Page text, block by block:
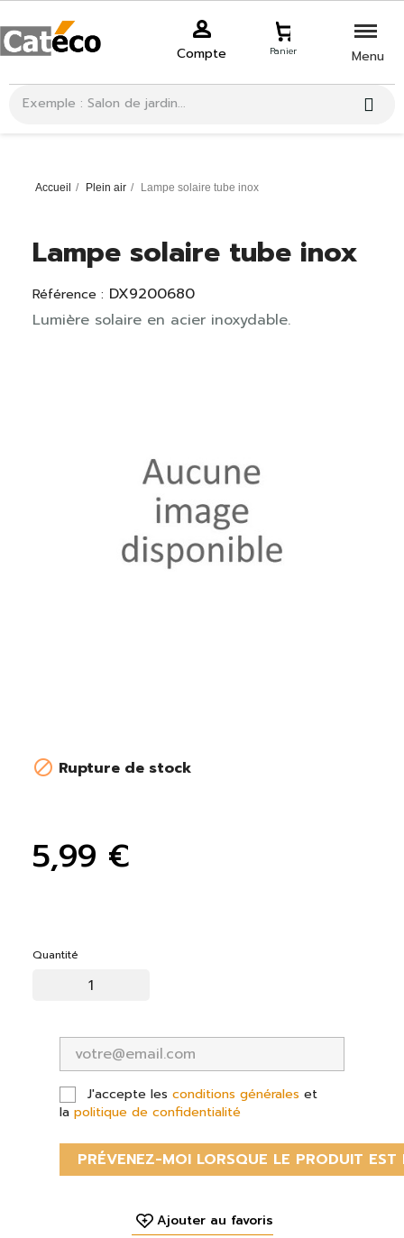
Compte Panier Menu
Accueil Plein air Lampe solaire tube inox
Lampe solaire tube inox
Référence : DX9200680
Lumière solaire en acier inoxydable.
 Rupture de stock
5,99 €
Quantité
J'accepte les conditions générales et
la politique de confidentialité
PRÉVENEZ-MOI LORSQUE LE PRODUIT EST
Ajouter au favoris